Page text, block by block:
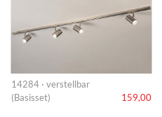
14284 · verstellbar
(Basisset)
159,00